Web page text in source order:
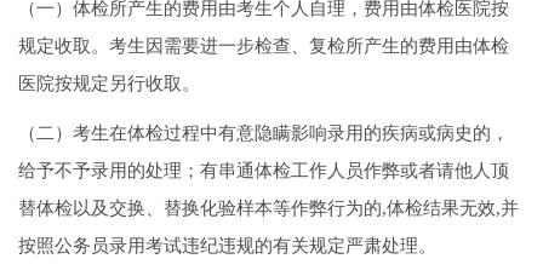
（一）体检所产生的费用由考生个人自理，费用由体检医院按
规定收取。考生因需要进一步检查、复检所产生的费用由体检
医院按规定另行收取。
（二）考生在体检过程中有意隐瞒影响录用的疾病或病史的，
给予不予录用的处理；有串通体检工作人员作弊或者请他人顶
替体检以及交换、替换化验样本等作弊行为的,体检结果无效,并
按照公务员录用考试违纪违规的有关规定严肃处理。